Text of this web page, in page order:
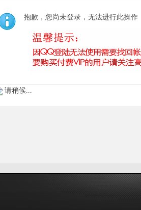
抱歉，您尚未登录，无法进行此操作
请稍候...